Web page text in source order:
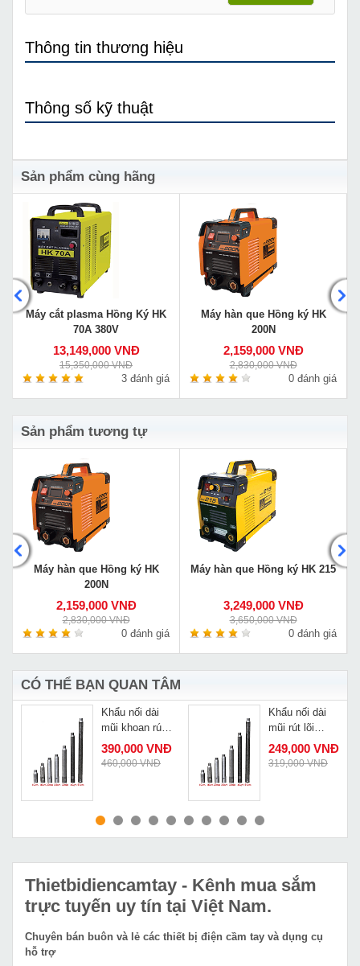
Thông tin thương hiệu
Thông số kỹ thuật
Sản phẩm cùng hãng
Máy cắt plasma Hồng Ký HK
70A 380V
13,149,000 VNĐ
15,350,000 VNĐ
3 đánh giá
Máy hàn que Hồng ký HK
200N
2,159,000 VNĐ
2,830,000 VNĐ
0 đánh giá
Sản phẩm tương tự
Máy hàn que Hồng ký HK
200N
2,159,000 VNĐ
2,830,000 VNĐ
0 đánh giá
Máy hàn que Hồng ký HK 215
3,249,000 VNĐ
3,650,000 VNĐ
0 đánh giá
CÓ THỂ BẠN QUAN TÂM
MUA NGAY
Khẩu nối dài
mũi khoan rút
lõi 1m
390,000 VNĐ
460,000 VNĐ
MUA NGAY
Khẩu nối dài
mũi rút lõi
50cm
249,000 VNĐ
319,000 VNĐ
Thietbidiencamtay - Kênh mua sắm
trực tuyến uy tín tại Việt Nam.
Chuyên bán buôn và lẻ các thiết bị điện cầm tay và dụng cụ
hỗ trợ